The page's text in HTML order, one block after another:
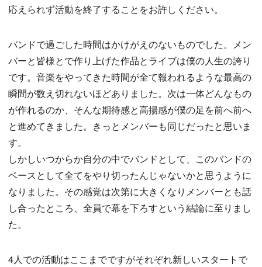
応えられず活動を終了することをお許しください。
バンドで過ごした時間はかけがえのないものでした。メン
バーと皆様とで作り上げた作品とライブは僕の人生の誇り
です。音楽をやってきた時間が全て報われるような最高の
瞬間が数え切れないほどありました。次は一体どんなもの
が作れるのか、そんな期待感と高揚感が僕の足を前へ前へ
と進めてきました。きっとメンバーも同じだったと思いま
す。
しかしいつからか自分の中でバンドとして、このバンドの
ベースとして全てをやり切ったんじゃないかと思うように
なりました。その感覚は次第に大きくなりメンバーとも話
し合ったところ、全員で幕を下ろすという結論に至りまし
た。
4人での活動はここまでですがそれぞれ新しいスタートで